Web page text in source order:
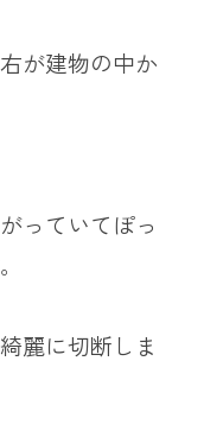
が建物の中か
っていてぽっ
麗に切断しま